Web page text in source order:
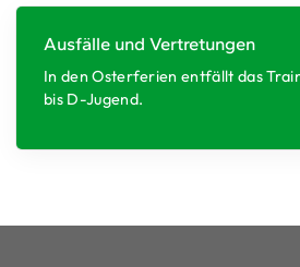
Ausfälle und Vertretungen
In den Osterferien entfällt das
bis D-Jugend.